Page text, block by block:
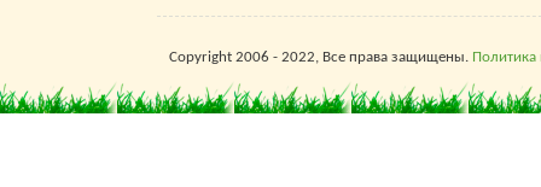
Copyright 2006 - 2022, Все права защищены.